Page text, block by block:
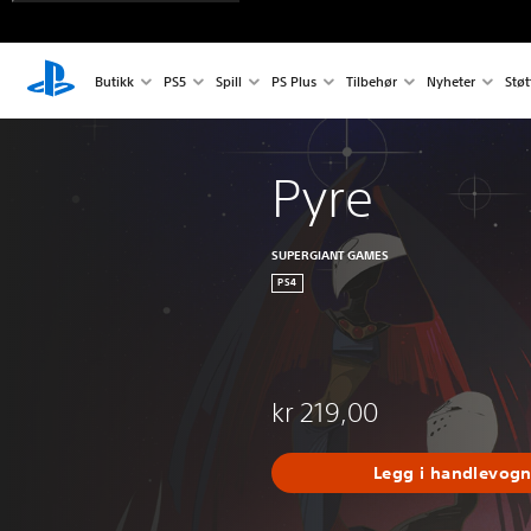
Butikk PS5 Spill PS Plus Tilbehør Nyheter
Pyre
SUPERGIANT GAMES
PS4
kr 219,00
Legg i handlevogn